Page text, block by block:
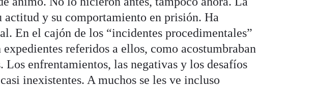
actitud y su comportamiento en prisión. Ha
En el cajón de los “incidentes procedimentales”
expedientes referidos a ellos, como acostumbraban
Los enfrentamientos, las negativas y los desafíos
inexistentes. A muchos se les ve incluso